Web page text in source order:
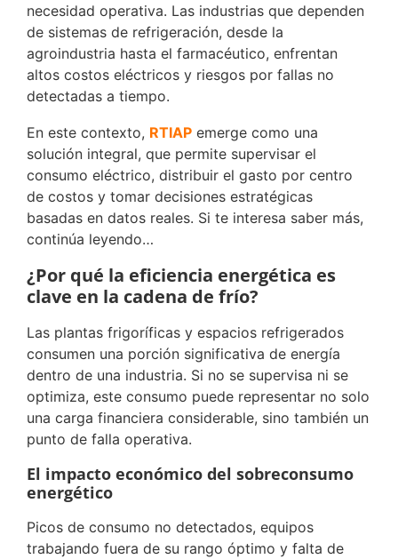
necesidad operativa. Las industrias que dependen
de sistemas de refrigeración, desde la
agroindustria hasta el farmacéutico, enfrentan
altos costos eléctricos y riesgos por fallas no
detectadas a tiempo.
En este contexto, RTIAP emerge como una
solución integral, que permite supervisar el
consumo eléctrico, distribuir el gasto por centro
de costos y tomar decisiones estratégicas
basadas en datos reales. Si te interesa saber más,
continúa leyendo…
¿Por qué la eficiencia energética es
clave en la cadena de frío?
Las plantas frigoríficas y espacios refrigerados
consumen una porción significativa de energía
dentro de una industria. Si no se supervisa ni se
optimiza, este consumo puede representar no solo
una carga financiera considerable, sino también un
punto de falla operativa.
El impacto económico del sobreconsumo
energético
Picos de consumo no detectados, equipos
trabajando fuera de su rango óptimo y falta de